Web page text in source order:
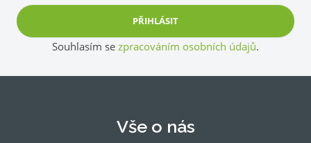
PŘIHLÁSIT
Souhlasím se zpracováním osobních údajů.
Vše o nás